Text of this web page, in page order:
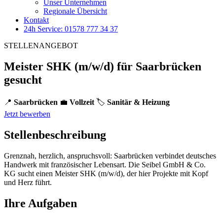
Unser Unternehmen
Regionale Übersicht
Kontakt
24h Service: 01578 777 34 37
STELLENANGEBOT
Meister SHK (m/w/d) für Saarbrücken
gesucht
📍 Saarbrücken 💼 Vollzeit 🏷️ Sanitär & Heizung
Jetzt bewerben
Stellenbeschreibung
Grenznah, herzlich, anspruchsvoll: Saarbrücken verbindet deutsches
Handwerk mit französischer Lebensart. Die Seibel GmbH & Co.
KG sucht einen Meister SHK (m/w/d), der hier Projekte mit Kopf
und Herz führt.
Ihre Aufgaben